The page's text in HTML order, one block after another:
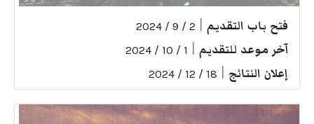
فتح باب التقديم 2 / 9 / 2024
آخر موعد للتقديم 1 / 10 / 2024
إعلان النتائج 18 / 12 / 2024